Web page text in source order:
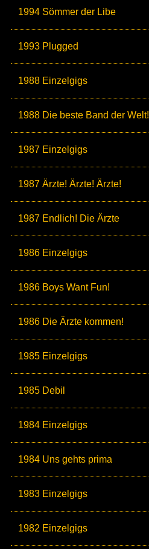
1994 Sömmer der Libe
1993 Plugged
1988 Einzelgigs
1988 Die beste Band der Welt!
1987 Einzelgigs
1987 Ärzte! Ärzte! Ärzte!
1987 Endlich! Die Ärzte
1986 Einzelgigs
1986 Boys Want Fun!
1986 Die Ärzte kommen!
1985 Einzelgigs
1985 Debil
1984 Einzelgigs
1984 Uns gehts prima
1983 Einzelgigs
1982 Einzelgigs